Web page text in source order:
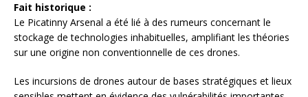
Fait historique :
Le Picatinny Arsenal a été lié à des rumeurs concernant le
stockage de technologies inhabituelles, amplifiant les théories
sur une origine non conventionnelle de ces drones.
Les incursions de drones autour de bases stratégiques et lieux